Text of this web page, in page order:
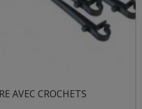
AVEC CROCHETS